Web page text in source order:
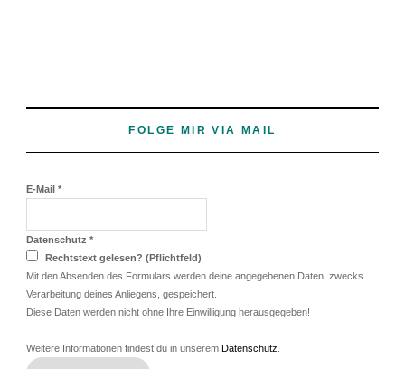
FOLGE MIR VIA MAIL
E-Mail *
Datenschutz *
Rechtstext gelesen? (Pflichtfeld)
Mit den Absenden des Formulars werden deine angegebenen Daten, zwecks
Verarbeitung deines Anliegens, gespeichert.
Diese Daten werden nicht ohne Ihre Einwilligung herausgegeben!
Weitere Informationen findest du in unserem Datenschutz